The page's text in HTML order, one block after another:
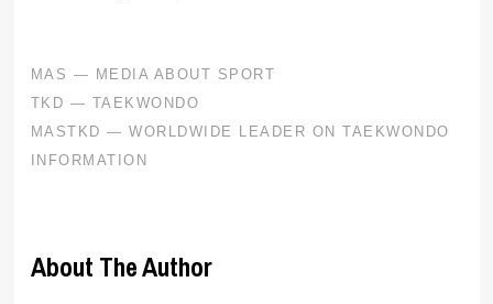
About The Author